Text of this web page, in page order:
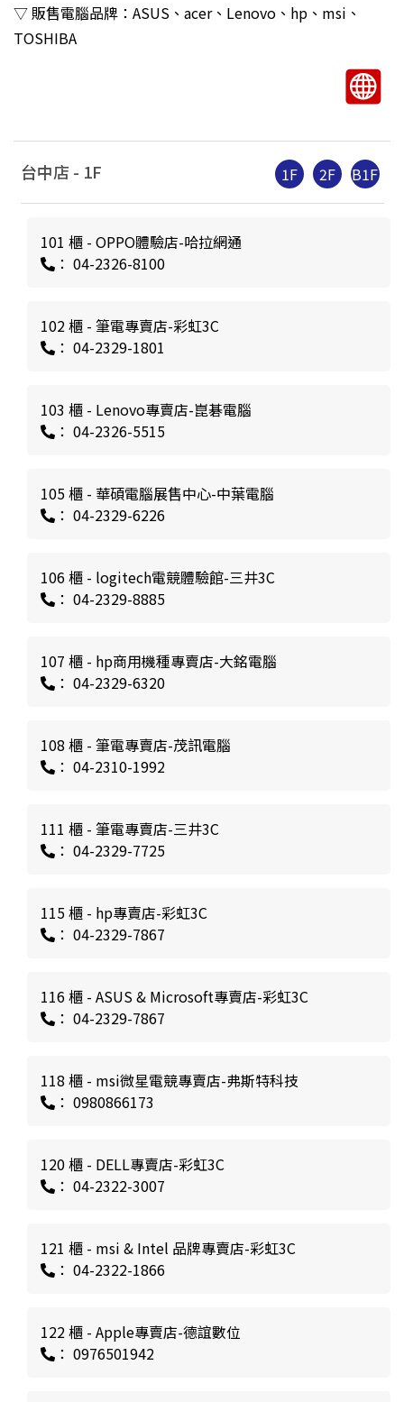
▽ 販售電腦品牌：ASUS、acer、Lenovo、hp、msi、
TOSHIBA
台中店 - 1F 1F 2F B1F
101 櫃 - OPPO體驗店-哈拉網通
： 04-2326-8100
102 櫃 - 筆電專賣店-彩虹3C
： 04-2329-1801
103 櫃 - Lenovo專賣店-崑碁電腦
： 04-2326-5515
105 櫃 - 華碩電腦展售中心-中葉電腦
： 04-2329-6226
106 櫃 - logitech電競體驗館-三井3C
： 04-2329-8885
107 櫃 - hp商用機種專賣店-大銘電腦
： 04-2329-6320
108 櫃 - 筆電專賣店-茂訊電腦
： 04-2310-1992
111 櫃 - 筆電專賣店-三井3C
： 04-2329-7725
115 櫃 - hp專賣店-彩虹3C
： 04-2329-7867
116 櫃 - ASUS & Microsoft專賣店-彩虹3C
： 04-2329-7867
118 櫃 - msi微星電競專賣店-弗斯特科技
： 0980866173
120 櫃 - DELL專賣店-彩虹3C
： 04-2322-3007
121 櫃 - msi & Intel 品牌專賣店-彩虹3C
： 04-2322-1866
122 櫃 - Apple專賣店-德誼數位
： 0976501942